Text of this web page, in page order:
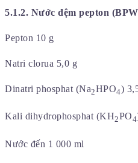
5.1.2. Nước đệm pepton
Pepton 10 g
Natri clorua 5,0 g
Dinatri phosphat (Na2HPO4)
Kali dihydrophosphat (KH2PO4
Nước đến 1 000 ml